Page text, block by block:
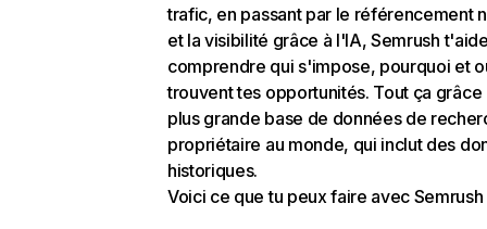
trafic, en passant par le référencement
et la visibilité grâce à l'IA, Semrush
comprendre qui s'impose, pourquoi et
trouvent tes opportunités. Tout ça grâce
plus grande base de données de
propriétaire au monde, qui inclut des
historiques.
Voici ce que tu peux faire avec Semrush